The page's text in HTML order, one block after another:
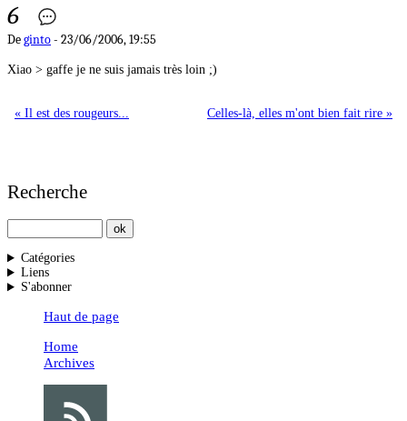
6
Deginto- 23/06/2006, 19:55
Xiao > gaffe je ne suis jamais très loin ;)
« Il est des rougeurs... Celles-là, elles m'ont bien fait rire »
Recherche
Catégories
Liens
S'abonner
Haut de page
Home
Archives